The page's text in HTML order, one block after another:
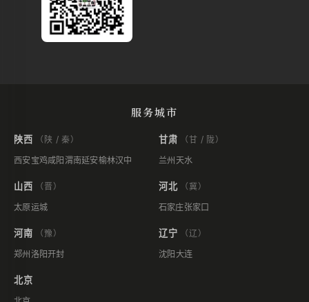
服务城市
陕西
（陕 / 秦）
西安宝鸡咸阳 渭南延安榆林汉中
甘肃
（甘 / 陇）
兰州 天水
山西
（晋）
太原运城
河北
（冀）
石家庄张家口
河南
（豫）
郑州 洛阳开封
辽宁
（辽）
沈阳 大连
北京